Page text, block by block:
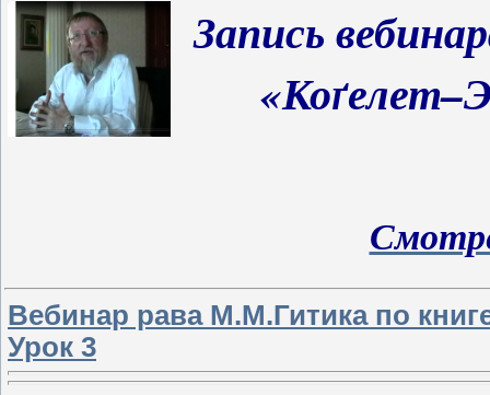
Запись
Вебинар рава М.М.Гитика по
Урок 3